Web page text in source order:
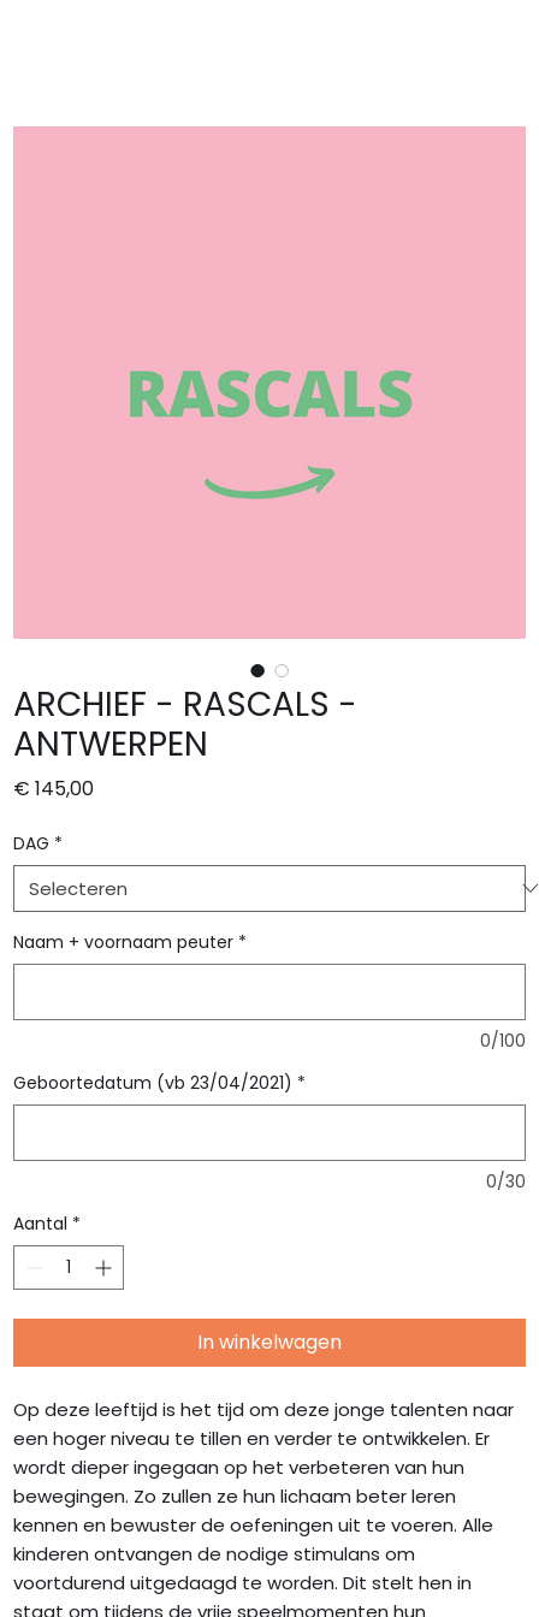
ARCHIEF - RASCALS -
ANTWERPEN
€ 145,00Prijs
DAG *
Naam + voornaam peuter *
0/100
Geboortedatum (vb 23/04/2021) *
0/30
Aantal *
In winkelwagen
Op deze leeftijd is het tijd om deze jonge talenten naar
een hoger niveau te tillen en verder te ontwikkelen. Er
wordt dieper ingegaan op het verbeteren van hun
bewegingen. Zo zullen ze hun lichaam beter leren
kennen en bewuster de oefeningen uit te voeren. Alle
kinderen ontvangen de nodige stimulans om
voortdurend uitgedaagd te worden. Dit stelt hen in
staat om tijdens de vrije speelmomenten hun